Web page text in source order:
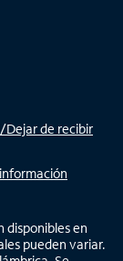
Dejar de recibir
disponibles en
pueden variar.